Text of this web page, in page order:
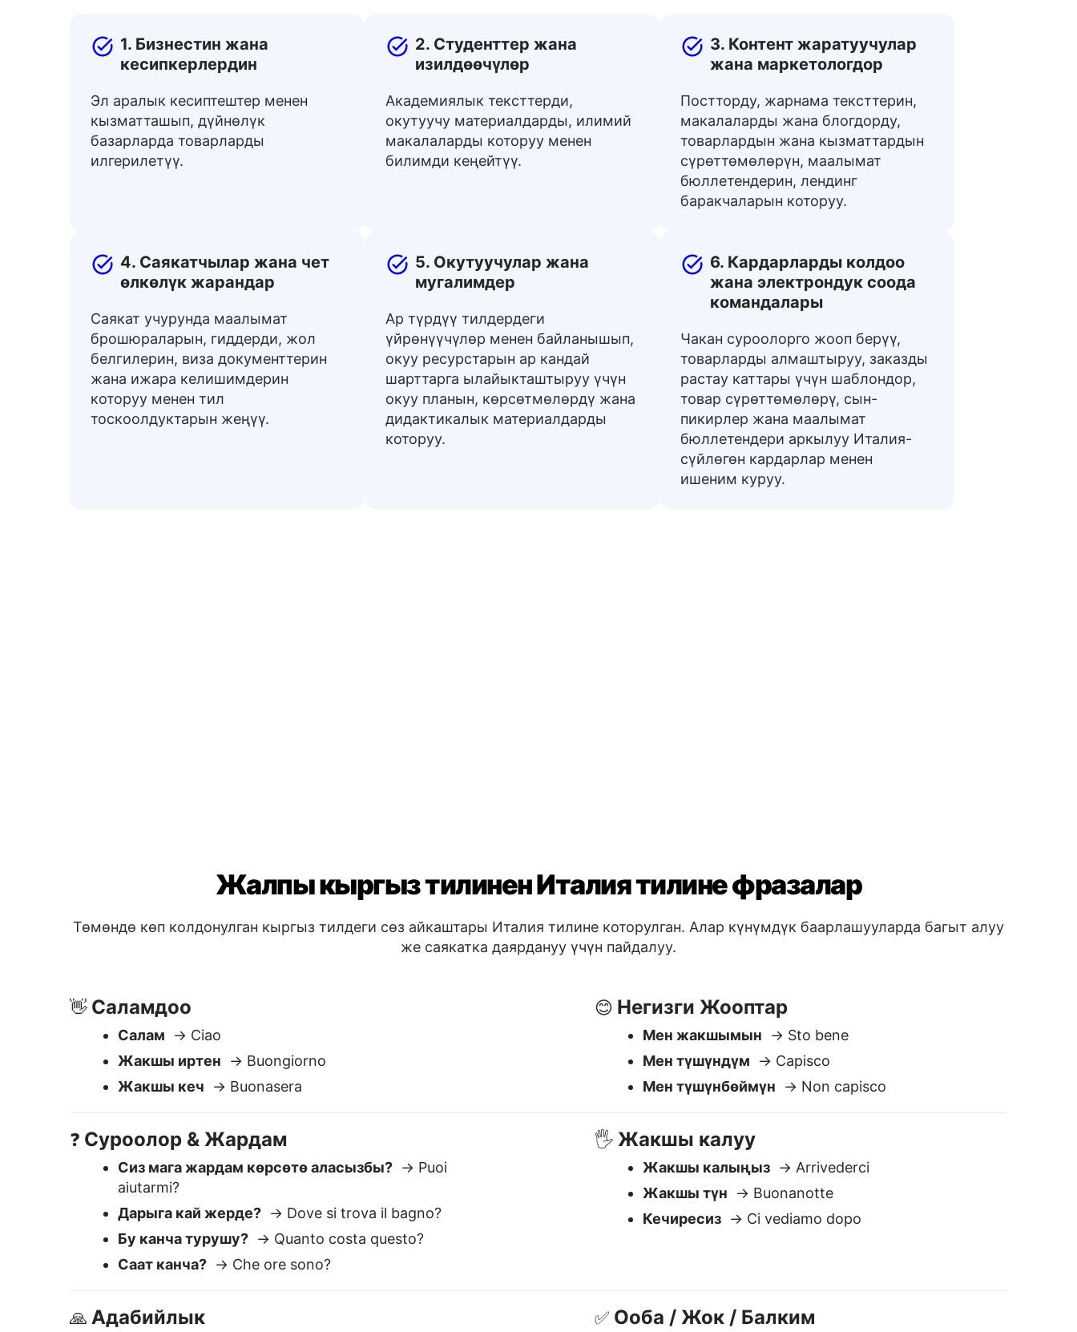
1. Бизнестин жана
кесипкерлердин
Эл аралык кесиптештер менен
кызматташып, дүйнөлүк
базарларда товарларды
илгерилетүү.
2. Студенттер жана
изилдөөчүлөр
Академиялык тексттерди,
окутуучу материалдарды, илимий
макалаларды которуу менен
билимди кеңейтүү.
3. Контент жаратуучулар
жана маркетологдор
Постторду, жарнама тексттерин,
макалаларды жана блогдорду,
товарлардын жана кызматтардын
сүрөттөмөлөрүн, маалымат
бюллетендерин, лендинг
баракчаларын которуу.
4. Саякатчылар жана чет
өлкөлүк жарандар
Саякат учурунда маалымат
брошюраларын, гиддерди, жол
белгилерин, виза документтерин
жана ижара келишимдерин
которуу менен тил
тоскоолдуктарын жеңүү.
5. Окутуучулар жана
мугалимдер
Ар түрдүү тилдердеги
үйрөнүүчүлөр менен байланышып,
окуу ресурстарын ар кандай
шарттарга ылайыкташтыруу үчүн
окуу планын, көрсөтмөлөрдү жана
дидактикалык материалдарды
которуу.
6. Кардарларды колдоо
жана электрондук соода
командалары
Чакан суроолорго жооп берүү,
товарларды алмаштыруу, заказды
растау каттары үчүн шаблондор,
товар сүрөттөмөлөрү, сын-
пикирлер жана маалымат
бюллетендери аркылуу Италия-
сүйлөгөн кардарлар менен
ишеним куруу.
→ Puoi
Бу канча турушу?
Саат канча?→ Che ore sono?
Жакшы калыңыз
Адабийлык
Кечиресиз→ Mi dispiace
Отуза чыгыңыз→ Per favore
Ооба / Жок / Балким
Жок→ No
Балким→ Forse
Неге Lingvanex эң мыкты Кыргызча to Италия котормочу